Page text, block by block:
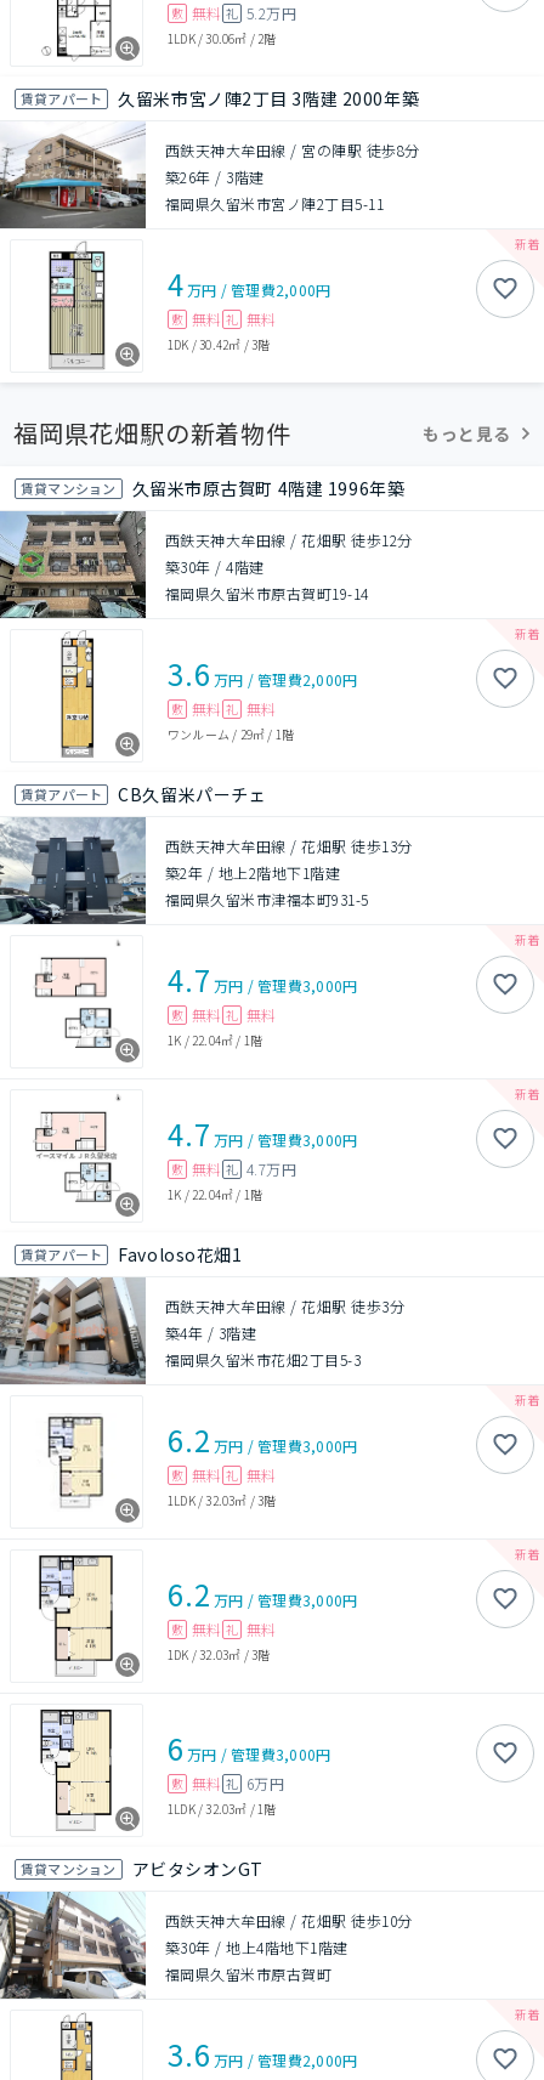
敷 無料 礼 5.2万円
1LDK/30.06㎡ / 2階
賃貸アパート 久留米市宮ノ陣2丁目 3階建 2000年築
西鉄天神大牟田線 / 宮の陣駅 徒歩8分
築26年 / 3階建
福岡県久留米市宮ノ陣2丁目5-11
4万円 /管理費2,000円
敷 無料 礼 無料
1DK /30.42㎡ /3階
福岡県花畑駅の新着物件 もっと見る
賃貸マンション 久留米市原古賀町 4階建 1996年築
西鉄天神大牟田線 / 花畑駅 徒歩12分
築30年 /4階建
福岡県久留米市原古賀町19-14
3.6 万円 /管理費2,000円
敷 無料 礼 無料
ワンルーム / 29㎡ / 1階
賃貸アパート CB久留米パーチェ
西鉄天神大牟田線 / 花畑駅 徒歩13分
築2年 / 地上2階地下1階建
福岡県久留米市津福本町931-5
4.7 万円 /管理費3,000円
敷 無料 礼 無料
1K / 22.04㎡ / 1階
4.7 万円 /管理費3,000円
敷 無料 礼 4.7万円
1K / 22.04㎡ / 1階
賃貸アパート Favoloso花畑1
西鉄天神大牟田線 / 花畑駅 徒歩3分
築4年 / 3階建
福岡県久留米市花畑2丁目5-3
6.2 万円 /管理費3,000円
敷 無料 礼 無料
1LDK/32.03㎡ /3階
6.2 万円 /管理費3,000円
敷 無料 礼 無料
1DK /32.03㎡ /3階
6 万円 /管理費3,000円
敷 無料 礼 6万円
1LDK/32.03㎡ / 1階
賃貸マンション アビタシオンGT
西鉄天神大牟田線 / 花畑駅 徒歩10分
築30年 /地上4階地下1階建
福岡県久留米市原古賀町
3.6 万円 /管理費2,000円